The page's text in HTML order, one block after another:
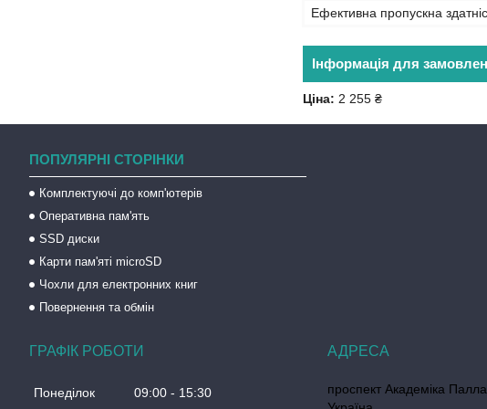
Ефективна пропускна
Інформація для
Ціна: 2 255 ₴
ПОПУЛЯРНІ СТОРІНКИ
Комплектуючі до комп'ютерів
Оперативна пам'ять
SSD диски
Карти пам'яті microSD
Чохли для електронних книг
Повернення та обмін
ГРАФІК РОБОТИ
Понеділок 09:00 15:30
проспект Академіка